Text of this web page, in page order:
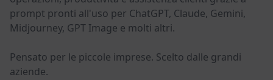
prompt pronti all'uso per ChatGPT, Claude, Gemini,
Midjourney, GPT Image e molti altri.
Pensato per le piccole imprese. Scelto dalle grandi
aziende.